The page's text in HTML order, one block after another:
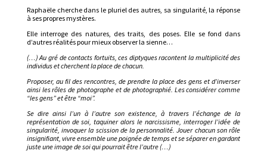
Raphaële cherche dans le pluriel des autres, sa singularité, la réponse
à ses propres mystères.
Elle interroge des natures, des traits, des poses. Elle se fond dans
d’autres réalités pour mieux observer la sienne…
(…) Au gré de contacts fortuits, ces diptyques racontent la multiplicité des
individus et cherchent la place de chacun.
Proposer, au fil des rencontres, de prendre la place des gens et d’inverser
ainsi les rôles de photographe et de photographié. Les considérer comme
“les gens” et être “moi”.
Se dire ainsi l’un à l’autre son existence, à travers l’échange de la
représentation de soi, taquiner alors le narcissisme, interroger l’idée de
singularité, invoquer la scission de la personnalité. Jouer chacun son rôle
insignifiant, vivre ensemble une poignée de temps et se séparer en gardant
juste une image de soi qui pourrait être l’autre (…)